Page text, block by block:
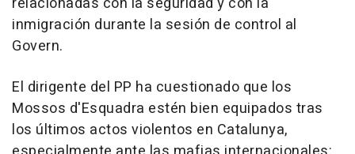
inmigración durante la sesión de control al
Govern.
El dirigente del PP ha cuestionado que los
Mossos d'Esquadra estén bien equipados tras
los últimos actos violentos en Catalunya,